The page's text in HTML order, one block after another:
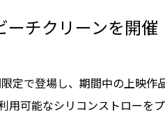
チクリーンを開催
定で登場し、期間中の上映
可能なシリコンストローをプ